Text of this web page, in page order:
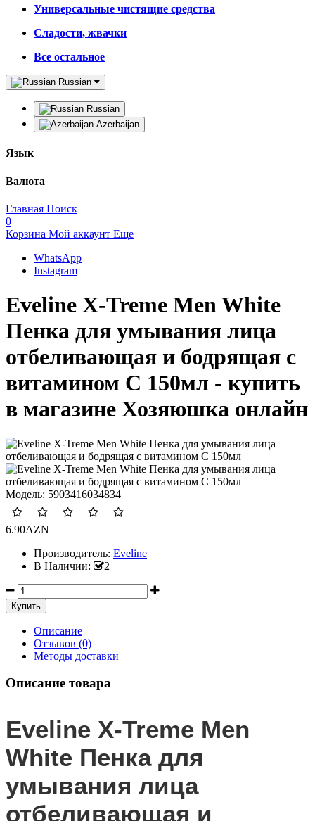
Универсальные чистящие средства
Сладости, жвачки
Все остальное
Russian
Russian
Azerbaijan
Язык
Валюта
Главная Поиск
0
Корзина Мой аккаунт Еще
WhatsApp
Instagram
Eveline X-Treme Men White
Пенка для умывания лица
отбеливающая и бодрящая с
витамином С 150мл - купить
в магазине Хозяюшка онлайн
Модель: 5903416034834
6.90AZN
Производитель: Eveline
В Наличии:
2
Описание
Отзывов (0)
Методы доставки
Описание товара
Eveline X-Treme Men
White Пенка для
умывания лица
отбеливающая и